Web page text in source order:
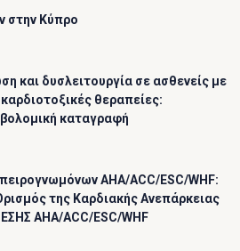
στην Κύπρο
και δυσλειτουργία σε ασθενείς με
θεραπείες:
καταγραφή
AHA/ACC/ESC/WHF:
της Καρδιακής Ανεπάρκειας
AHA/ACC/ESC/WHF